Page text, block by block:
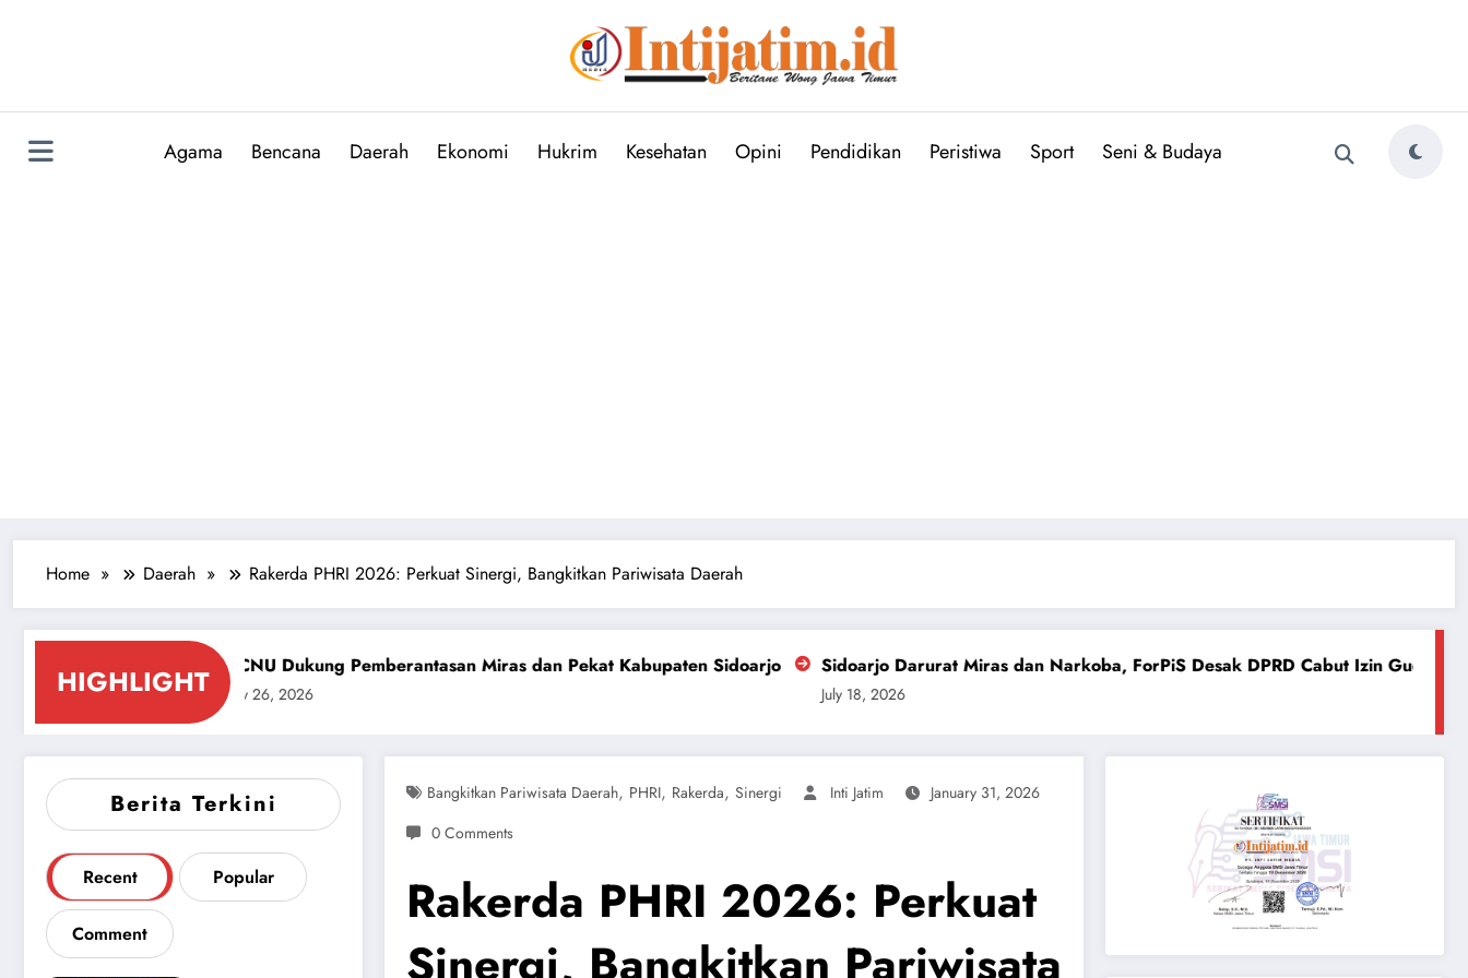
Agama Bencana Daerah Ekonomi Hukrim Kesehatan Opini Pendidikan Peristiwa Sport Seni & Budaya
Home Daerah Rakerda PHRI 2026: Perkuat Sinergi, Bangkitkan Pariwisata Daerah
HIGHLIGHT
PCNU Dukung Pemberantasan Miras dan Pekat Kabupaten Sidoarjo
July 26, 2026
Sidoarjo Darurat Miras dan Narkoba, ForPiS Desak DPRD Cabut Izin Gudang Berkedok Toko
Berita Terkini
Recent Popular
Comment
Bangkitkan Pariwisata Daerah, PHRI, Rakerda, Sinergi Inti Jatim
January 31, 2026
0 Comments
Rakerda PHRI 2026: Perkuat